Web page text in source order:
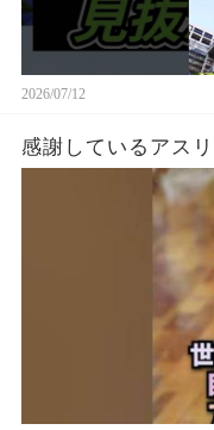
2026/07/12
感謝しているアス